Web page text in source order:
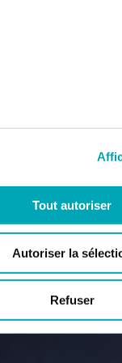
Tout autoriser
Autoriser la
Refuser